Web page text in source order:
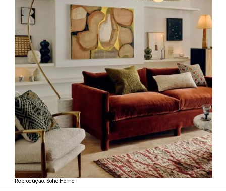
Reprodução: Soho Home